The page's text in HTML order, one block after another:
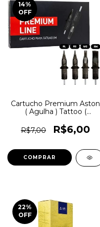
14%
OFF
Cartucho Premium Aston
( Agulha ) Tattoo (
R$7,00
R$6,00
COMPRAR
22%
OFF